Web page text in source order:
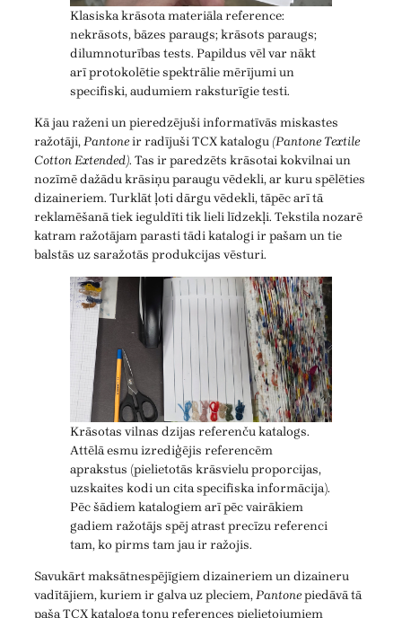
Klasiska krāsota materiāla reference:
nekrāsots, bāzes paraugs; krāsots paraugs;
dilumnoturības tests. Papildus vēl var nākt
arī protokolētie spektrālie mērījumi un
specifiski, audumiem raksturīgie testi.
Kā jau raženi un pieredzējuši informatīvās miskastes
ražotāji,Pantoneir radījuši TCX katalogu (Pantone Textile
Cotton Extended). Tas ir paredzēts krāsotai kokvilnai un
nozīmē dažādu krāsiņu paraugu vēdekli, ar kuru spēlēties
dizaineriem. Turklāt ļoti dārgu vēdekli, tāpēc arī tā
reklamēšanā tiek ieguldīti tik lieli līdzekļi. Tekstila nozarē
katram ražotājam parasti tādi katalogi ir pašam un tie
balstās uz saražotās produkcijas vēsturi.
Krāsotas vilnas dzijas referenču katalogs.
Attēlā esmu izrediģējis referencēm
aprakstus (pielietotās krāsvielu proporcijas,
uzskaites kodi un cita specifiska informācija).
Pēc šādiem katalogiem arī pēc vairākiem
gadiem ražotājs spēj atrast precīzu referenci
tam, ko pirms tam jau ir ražojis.
Savukārt maksātnespējīgiem dizaineriem un dizaineru
vadītājiem, kuriem ir galva uz pleciem,Pantonepiedāvā tā
paša TCX kataloga toņu references pielietojumiem